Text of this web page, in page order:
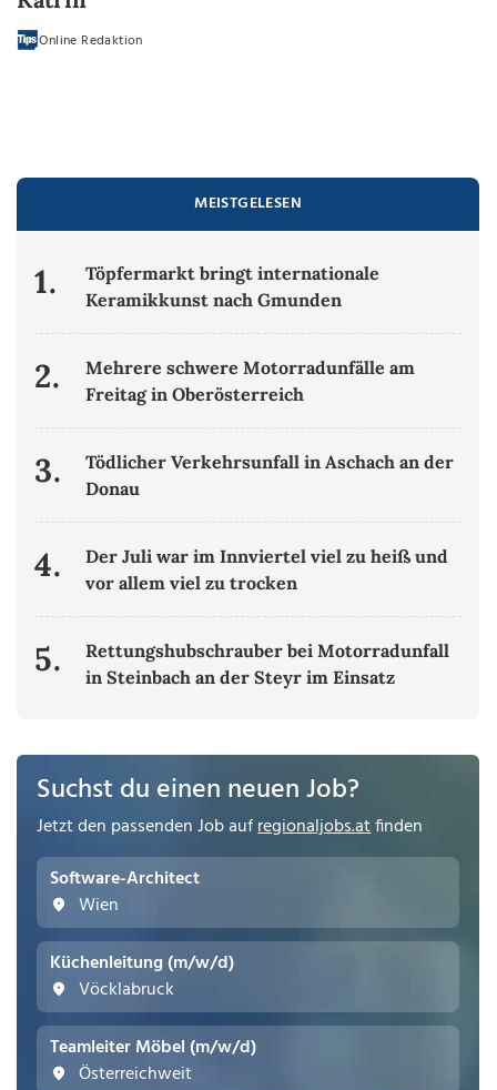
Online Redaktion
MEISTGELESEN
1.
Töpfermarkt bringt internationale
Keramikkunst nach Gmunden
2.
Mehrere schwere Motorradunfälle am
Freitag in Oberösterreich
3.
Tödlicher Verkehrsunfall in Aschach an der
Donau
4.
Der Juli war im Innviertel viel zu heiß und
vor allem viel zu trocken
5.
Rettungshubschrauber bei Motorradunfall
in Steinbach an der Steyr im Einsatz
Suchst du einen neuen Job?
Jetzt den passenden Job aufregionaljobs.atfinden
Software-Architect
Wien
Küchenleitung (m/w/d)
Vöcklabruck
Teamleiter Möbel (m/w/d)
Österreichweit